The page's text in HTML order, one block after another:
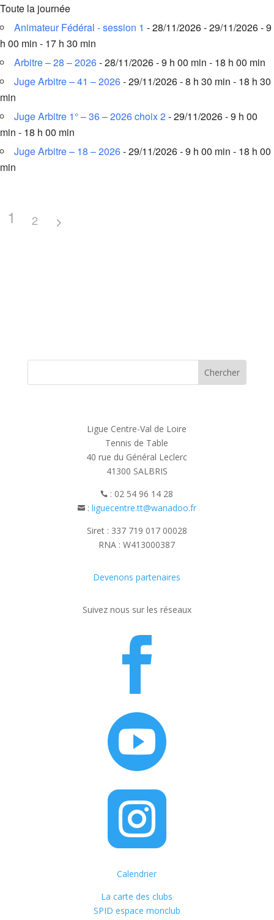
Toute la journée
Animateur Fédéral - session 1 - 28/11/2026 - 29/11/2026 - 9
h 00 min - 17 h 30 min
Arbitre – 28 – 2026- 28/11/2026 - 9 h 00 min - 18 h 00 min
Juge Arbitre – 41 – 2026- 29/11/2026 - 8 h 30 min - 18 h 30
min
Juge Arbitre 1° – 36 – 2026 choix 2- 29/11/2026 - 9 h 00
min - 18 h 00 min
Juge Arbitre – 18 – 2026- 29/11/2026 - 9 h 00 min - 18 h 00
min
1 2
Ligue Centre-Val de Loire
Tennis de Table
40 rue du Général Leclerc
41300 SALBRIS
 : 02 54 96 14 28
: liguecentre.tt@wanadoo.fr
Siret : 337 719 017 00028
RNA : W413000387
Devenons partenaires
Suivez nous sur les réseaux



Calendrier
La carte des clubs
SPID espace monclub